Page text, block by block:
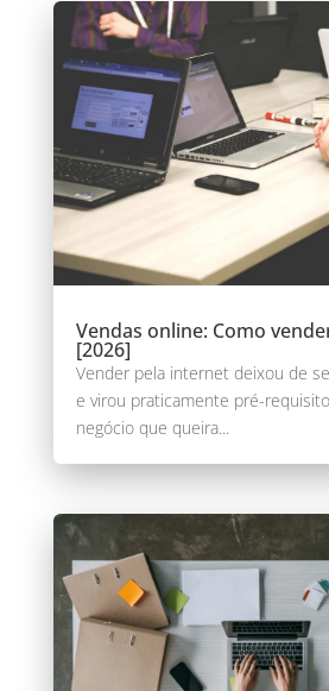
Vendas online: Como
[2026]
Vender pela internet deixou de
e virou praticamente pré-
negócio que queira...